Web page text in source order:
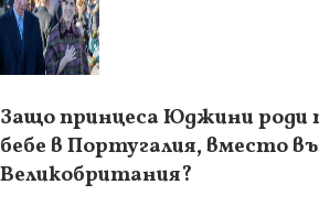
Защо принцеса Юджини
бебе в Португалия, вместо
Великобритания?